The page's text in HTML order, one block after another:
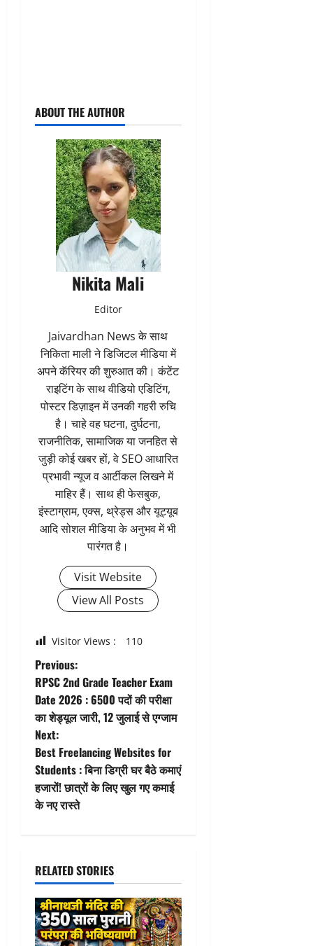
ABOUT THE AUTHOR
Nikita Mali
Editor
Jaivardhan News के साथ
निकिता माली ने डिजिटल मीडिया में
अपने कॅरियर की शुरुआत की। कंटेंट
राइटिंग के साथ वीडियो एडिटिंग,
पोस्टर डिज़ाइन में उनकी गहरी रुचि
है। चाहे वह घटना, दुर्घटना,
राजनीतिक, सामाजिक या जनहित से
जुड़ी कोई खबर हों, वे SEO आधारित
प्रभावी न्यूज व आर्टीकल लिखने में
माहिर हैं। साथ ही फेसबुक,
इंस्टाग्राम, एक्स, थ्रेड्स और यूट्यूब
आदि सोशल मीडिया के अनुभव में भी
पारंगत है।
Visit Website
View All Posts
Visitor Views : 110
P
o
s
t
n
a
i
g
a
Previous:
RPSC 2nd Grade Teacher Exam
Date 2026 : 6500 पदों की परीक्षा
का शेड्यूल जारी, 12 जुलाई से एग्जाम
Next:
Best Freelancing Websites for
Students : बिना डिग्री घर बैठे कमाएं
हजारों! छात्रों के लिए खुल गए कमाई
के नए रास्ते
RELATED STORIES